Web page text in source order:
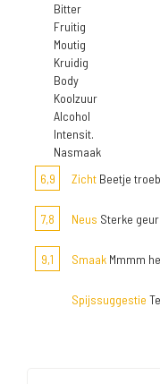
Bitter
Fruitig
Moutig
Kruidig
Body
Koolzuur
Alcohol
Intensit.
Nasmaak
6,9
Zicht Beetje
7,8 Neus Sterke geur
9,1 Smaak Mmmm
Spijssuggestie